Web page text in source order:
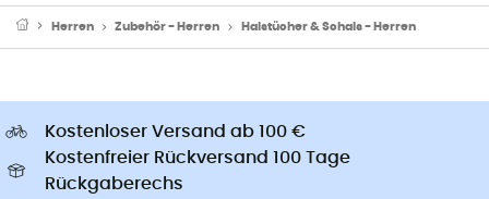
Herren Zubehör - Herren Halstücher & Schals - Herren
Kostenloser Versand ab 100 €
Kostenfreier Rückversand 100 Tage
Rückgaberechs